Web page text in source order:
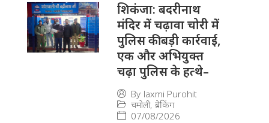
​शिकंजा: बदरीनाथ
मंदिर में चढ़ावा चोरी में
पुलिस की बड़ी कार्रवाई,
एक और अभियुक्त
चढ़ा पुलिस के हत्थे–
By laxmi Purohit
चमोली, ब्रेकिंग
07/08/2026